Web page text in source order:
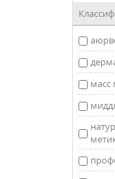
для
для
для
для
для
для
для
масс